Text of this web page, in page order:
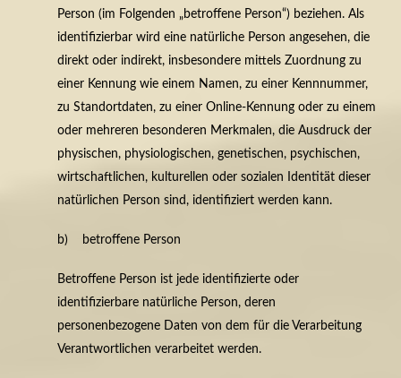
Person (im Folgenden „betroffene Person“) beziehen. Als
identifizierbar wird eine natürliche Person angesehen, die
direkt oder indirekt, insbesondere mittels Zuordnung zu
einer Kennung wie einem Namen, zu einer Kennnummer,
zu Standortdaten, zu einer Online-Kennung oder zu einem
oder mehreren besonderen Merkmalen, die Ausdruck der
physischen, physiologischen, genetischen, psychischen,
wirtschaftlichen, kulturellen oder sozialen Identität dieser
natürlichen Person sind, identifiziert werden kann.
b) betroffene Person
Betroffene Person ist jede identifizierte oder
identifizierbare natürliche Person, deren
personenbezogene Daten von dem für die Verarbeitung
Verantwortlichen verarbeitet werden.